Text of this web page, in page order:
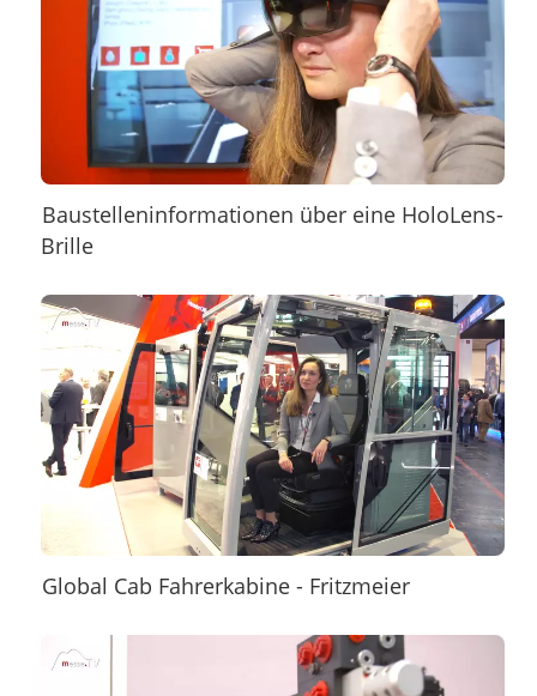
Baustelleninformationen über eine HoloLens-
Brille
Global Cab Fahrerkabine - Fritzmeier